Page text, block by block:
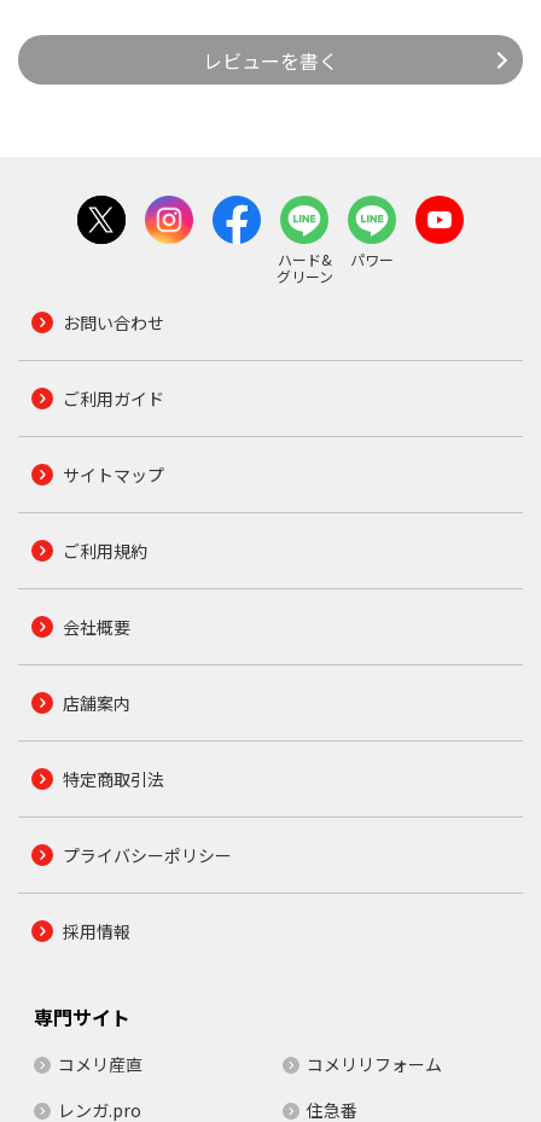
レビューを書く
ハード&
グリーン
パワー
お問い合わせ
ご利用ガイド
サイトマップ
ご利用規約
会社概要
店舗案内
特定商取引法
プライバシーポリシー
採用情報
専門サイト
コメリ産直
コメリリフォーム
レンガ.pro
住急番